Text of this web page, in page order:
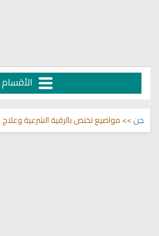
الأقسام
>> مواضيع تختص بالرقية الشرعية وعلاج